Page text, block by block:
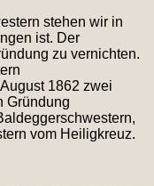
stehen wir in
ist. Der
zu vernichten.
1862 zwei
Gründung
vom Heiligkreuz.